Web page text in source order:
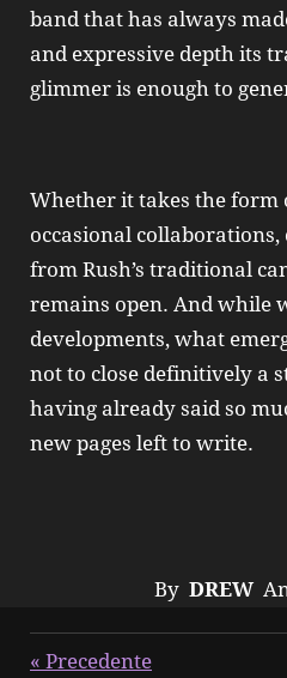
band that has always
and expressive depth its
glimmer is enough to
Whether it takes the form
occasional
from Rush’s traditional
remains open. And while
developments, what
not to close definitively a
having already said so
new pages left to write.
By DREW
« Precedente